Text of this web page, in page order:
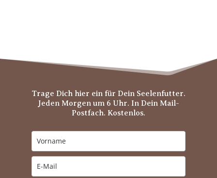
Trage Dich hier ein für Dein Seelenfutter.
Jeden Morgen um 6 Uhr. In Dein Mail-
Postfach. Kostenlos.